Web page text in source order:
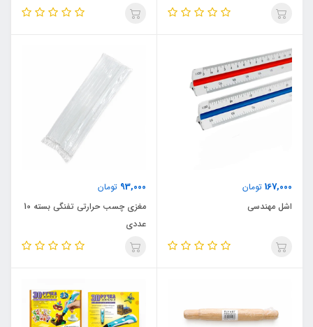
167,000 تومان
اشل مهندسی
93,000 تومان
مغزی چسب حرارتی تفنگی بسته 10
عددی